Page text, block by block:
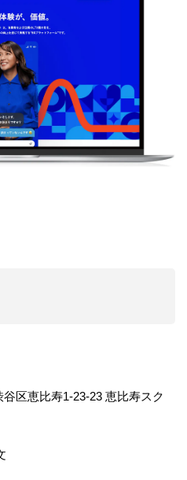
区恵比寿1-23-23 恵比寿スク